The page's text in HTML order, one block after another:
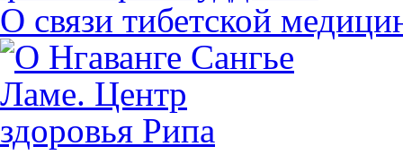
О связи тибетской